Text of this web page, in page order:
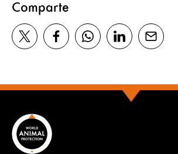
Comparte